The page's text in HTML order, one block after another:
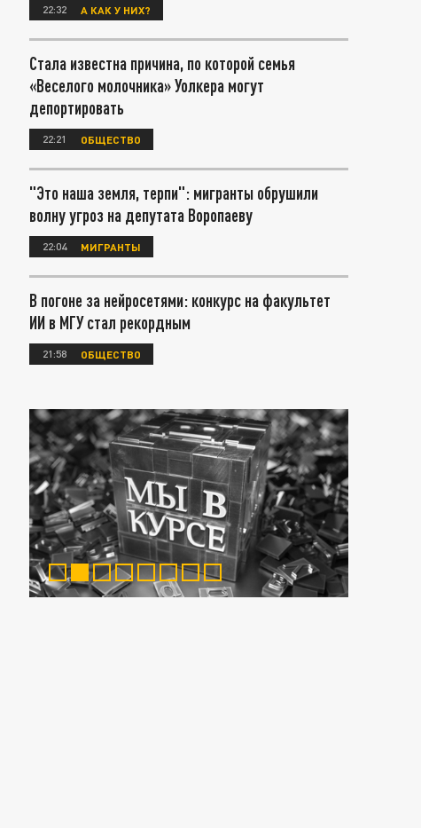
22:32 А КАК У НИХ?
Стала известна причина, по которой семья
«Веселого молочника» Уолкера могут
депортировать
22:21 ОБЩЕСТВО
"Это наша земля, терпи": мигранты обрушили
волну угроз на депутата Воропаеву
22:04 МИГРАНТЫ
В погоне за нейросетями: конкурс на факультет
ИИ в МГУ стал рекордным
21:58 ОБЩЕСТВО